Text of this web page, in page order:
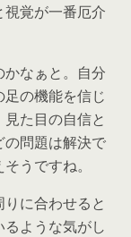
覚が一番厄介
なぁと。自分
の機能を信じ
た目の自信と
の問題は解決で
うですね。
に合わせると
ような気がし